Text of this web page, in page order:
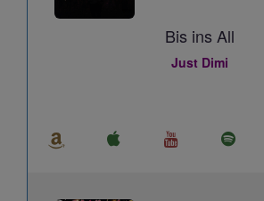
Bis ins All
Just Dimi